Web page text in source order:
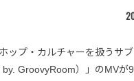
ップ・カルチャーを扱うサ
GroovyRoom）」のMVが